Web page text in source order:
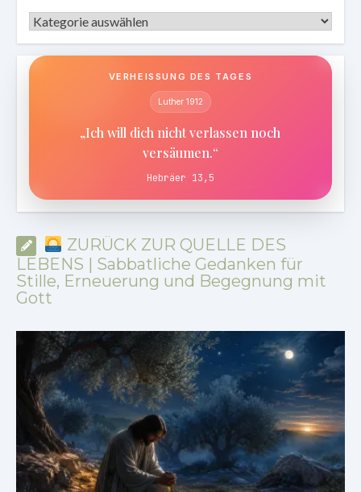
Kategorien
VERHEISSUNG DES TAGES
Luther 1912
„Ich will dich nicht verlassen noch
versäumen.“
Hebräer 13,5
ZURÜCK ZUR QUELLE DES
LEBENS | Sabbatliche Gedanken für
Stille, Erneuerung und Begegnung mit
Gott